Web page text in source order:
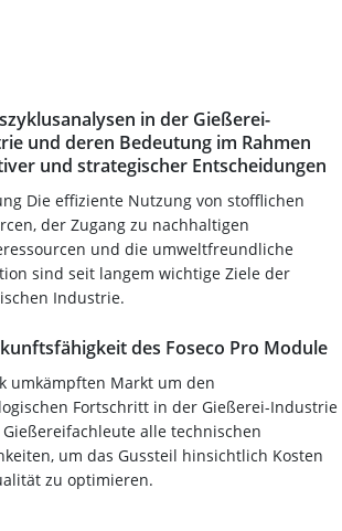
in der Gießerei-
und deren Bedeutung im Rahmen
und strategischer Entscheidungen
Die effiziente Nutzung von stofflichen
der Zugang zu nachhaltigen
und die umweltfreundliche
sind seit langem wichtige Ziele der
Industrie.
des Foseco Pro Module
umkämpften Markt um den
Fortschritt in der Gießerei-Industrie
alle technischen
um das Gussteil hinsichtlich Kosten
zu optimieren.